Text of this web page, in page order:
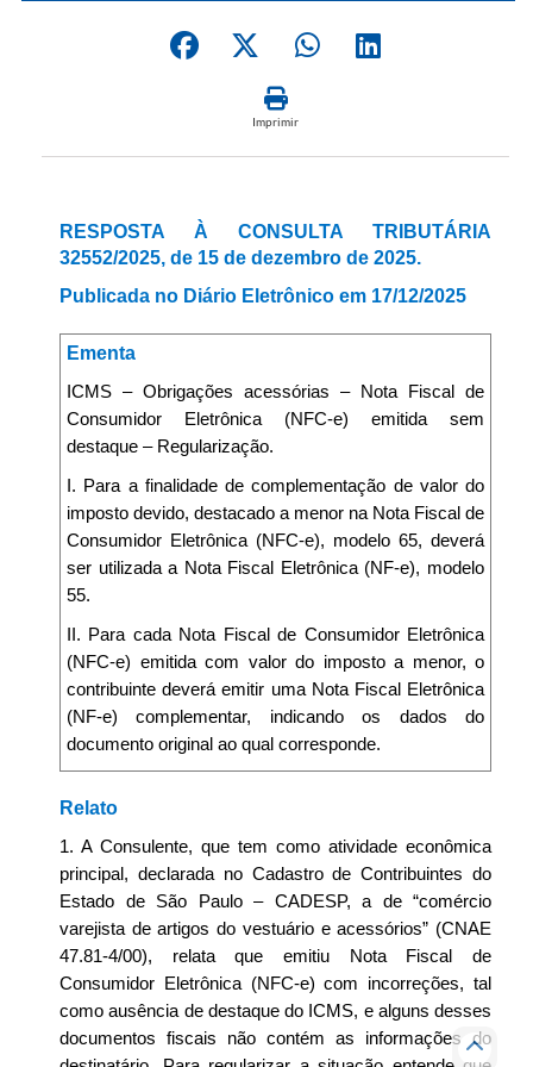
Imprimir
RESPOSTA À CONSULTA TRIBUTÁRIA
32552/2025, de 15 de dezembro de 2025.
Publicada no Diário Eletrônico em 17/12/2025
Ementa
ICMS – Obrigações acessórias – Nota Fiscal de
Consumidor Eletrônica (NFC-e) emitida sem
destaque – Regularização.
I. Para a finalidade de complementação de valor do
imposto devido, destacado a menor na Nota Fiscal de
Consumidor Eletrônica (NFC-e), modelo 65, deverá
ser utilizada a Nota Fiscal Eletrônica (NF-e), modelo
55.
II. Para cada Nota Fiscal de Consumidor Eletrônica
(NFC-e) emitida com valor do imposto a menor, o
contribuinte deverá emitir uma Nota Fiscal Eletrônica
(NF-e) complementar, indicando os dados do
documento original ao qual corresponde.
Relato
1. A Consulente, que tem como atividade econômica
principal, declarada no Cadastro de Contribuintes do
Estado de São Paulo – CADESP, a de “comércio
varejista de artigos do vestuário e acessórios” (CNAE
47.81-4/00), relata que emitiu Nota Fiscal de
Consumidor Eletrônica (NFC-e) com incorreções, tal
como ausência de destaque do ICMS, e alguns desses
documentos fiscais não contém as informações do